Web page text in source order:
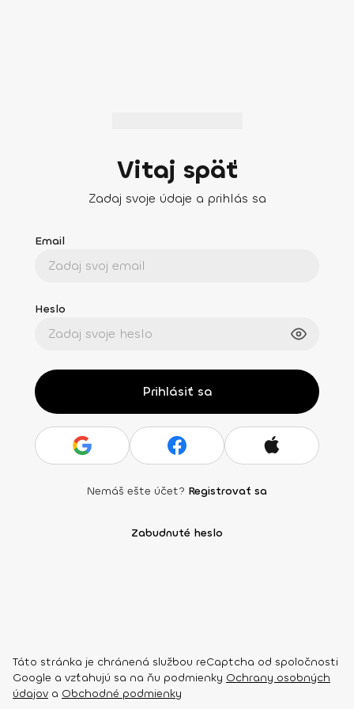
Vitaj späť
Zadaj svoje údaje a prihlás sa
Email
Heslo
Prihlásiť sa
Nemáš ešte účet? Registrovať sa
Zabudnuté heslo
Táto stránka je chránená službou reCaptcha od spoločnosti
Google a vzťahujú sa na ňu podmienky Ochrany osobných
údajov a Obchodné podmienky